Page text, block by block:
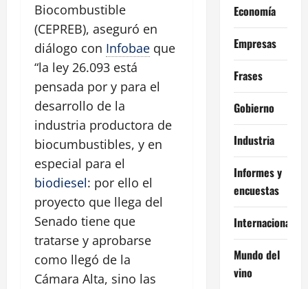
Biocombustible
(CEPREB), aseguró en
diálogo con Infobae que
“la ley 26.093 está
pensada por y para el
desarrollo de la
industria productora de
biocumbustibles, y en
especial para el
biodiesel: por ello el
proyecto que llega del
Senado tiene que
tratarse y aprobarse
como llegó de la
Cámara Alta, sino las
Economía
Empresas
Frases
Gobierno
Industria
Informes y
encuestas
Internacional
Mundo del
vino